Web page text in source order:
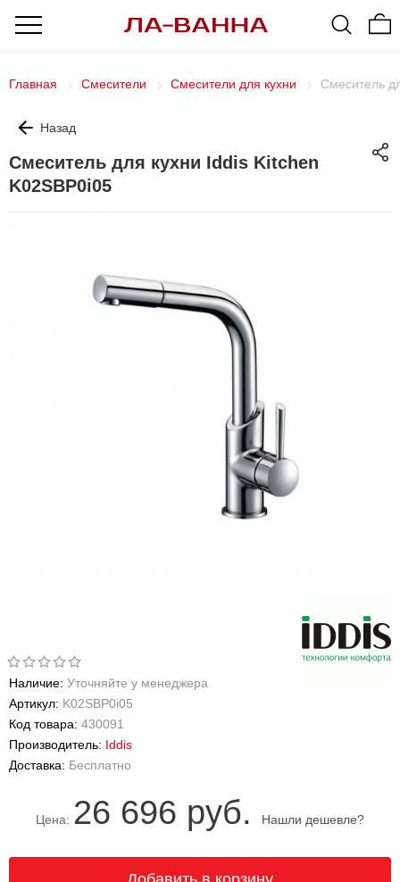
Главная Смесители Смесители для кухни Смеситель
Назад
Смеситель для кухни Iddis Kitchen
K02SBP0i05
Наличие: Уточняйте у менеджера
Артикул: K02SBP0i05
Код товара: 430091
Производитель: Iddis
Доставка: Бесплатно
Цена: 26 696 руб. Нашли дешевле?